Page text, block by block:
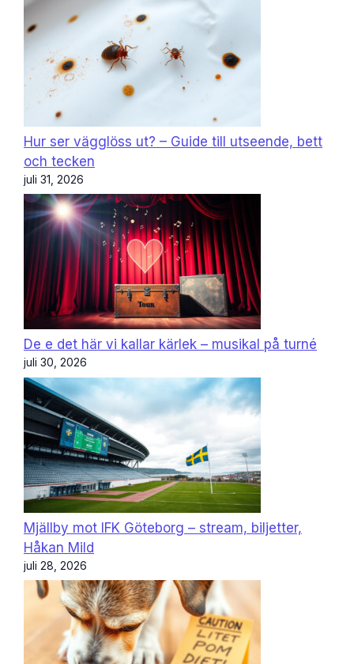
Hur ser vägglöss ut? – Guide till utseende, bett
och tecken
juli 31, 2026
De e det här vi kallar kärlek – musikal på turné
juli 30, 2026
Mjällby mot IFK Göteborg – stream, biljetter,
Håkan Mild
juli 28, 2026